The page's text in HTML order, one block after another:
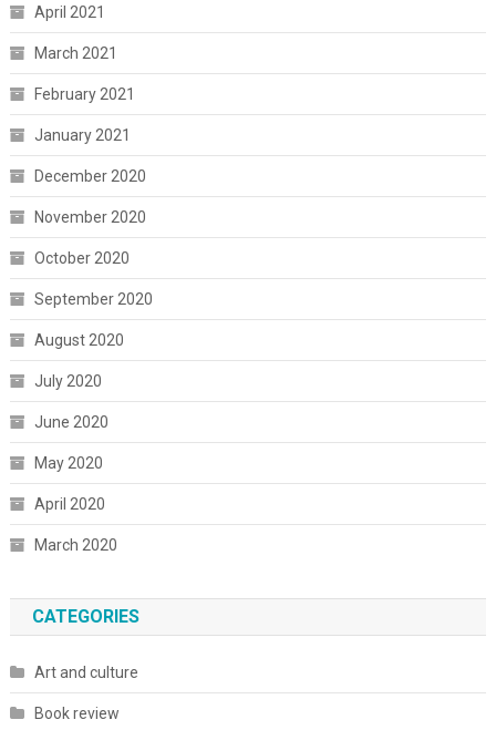
April 2021
March 2021
February 2021
January 2021
December 2020
November 2020
October 2020
September 2020
August 2020
July 2020
June 2020
May 2020
April 2020
March 2020
CATEGORIES
Art and culture
Book review